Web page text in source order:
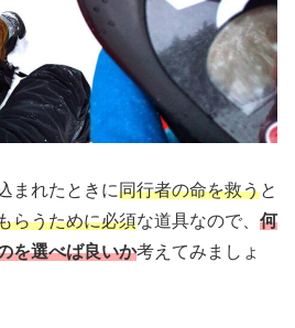
まれたときに同行者の命を救うと
らうために必須な道具なので、 何
を選べば良いか考えてみましょ